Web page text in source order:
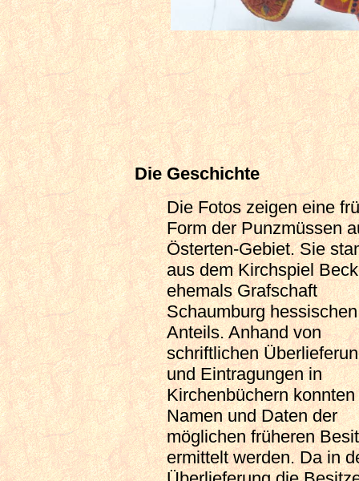
Die Geschichte
Die Fotos zeigen eine
Form der Punzmüssen
Österten-Gebiet. Sie
aus dem Kirchspiel
ehemals Grafschaft
Schaumburg hessischen
Anteils. Anhand von
schriftlichen
und Eintragungen in
Kirchenbüchern konnten
Namen und Daten der
möglichen früheren
ermittelt werden. Da in